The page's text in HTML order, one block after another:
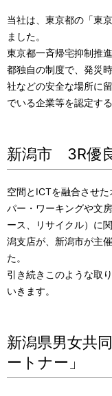
当社は、東京都の「東
ました。
東京都一斉帰宅抑制推
都独自の制度で、発災
社などの安全な場所に
でいる企業等を認定する
新潟市 3R優
空間とICTを融合させ
パー・ワーキングや文
ース、リサイクル）に
潟支店が、新潟市が主
た。
引き続きこのような取
いきます。
新潟県男女共
ートナー」